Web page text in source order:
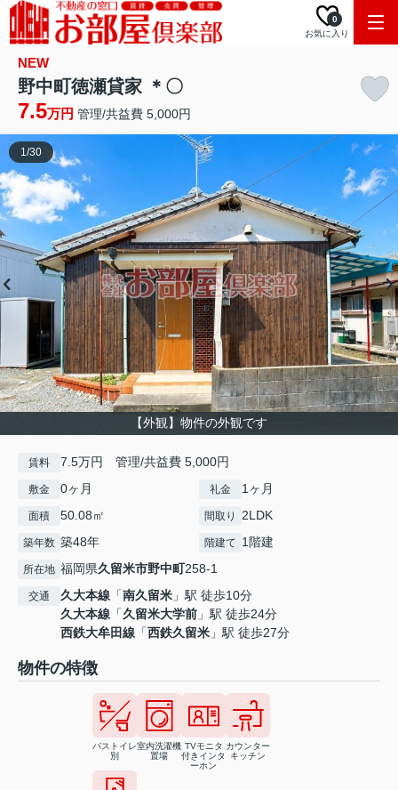
お気に入り
0
NEW
野中町徳瀬貸家 ＊〇
7.5万円 管理/共益費 5,000円
【外観】物件の外観です
1/30
賃料 7.5万円 管理/共益費 5,000円
敷金 0ヶ月 礼金 1ヶ月
面積 50.08㎡ 間取り 2LDK
築年数 築48年 階建て 1階建
所在地 福岡県久留米市野中町258-1
交通 久大本線 「南久留米 」駅 徒歩10分
久大本線 「久留米大学前 」駅 徒歩24分
西鉄大牟田線 「西鉄久留米 」駅 徒歩27分
物件の特徴
バストイレ
別
室内洗濯機
置場
TVモニタ
付きインタ
ーホン
カウンター
キッチン